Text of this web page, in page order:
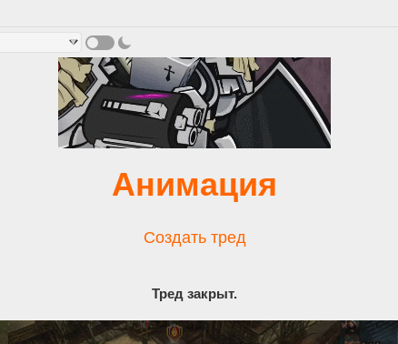
Анимация
Создать тред
Тред закрыт.